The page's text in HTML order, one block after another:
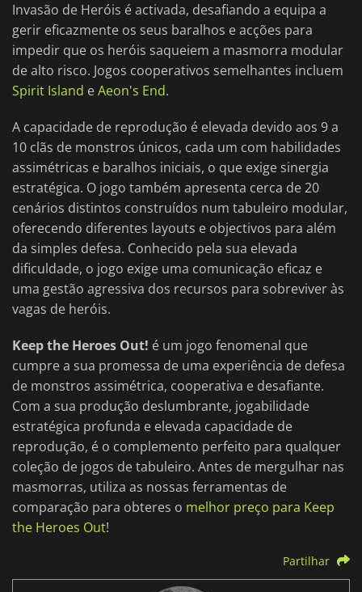
Invasão de Heróis é activada, desafiando a equipa a
gerir eficazmente os seus baralhos e acções para
impedir que os heróis saqueiem a masmorra modular
de alto risco. Jogos cooperativos semelhantes incluem
Spirit Island eAeon's End.
A capacidade de reprodução é elevada devido aos 9 a
10 clãs de monstros únicos, cada um com habilidades
assimétricas e baralhos iniciais, o que exige sinergia
estratégica. O jogo também apresenta cerca de 20
cenários distintos construídos num tabuleiro modular,
oferecendo diferentes layouts e objectivos para além
da simples defesa. Conhecido pela sua elevada
dificuldade, o jogo exige uma comunicação eficaz e
uma gestão agressiva dos recursos para sobreviver às
vagas de heróis.
Keep the Heroes Out! é um jogo fenomenal que
cumpre a sua promessa de uma experiência de defesa
de monstros assimétrica, cooperativa e desafiante.
Com a sua produção deslumbrante, jogabilidade
estratégica profunda e elevada capacidade de
reprodução, é o complemento perfeito para qualquer
coleção de jogos de tabuleiro. Antes de mergulhar nas
masmorras, utiliza as nossas ferramentas de
comparação para obteres o melhor preço para Keep
the Heroes Out!
Partilhar